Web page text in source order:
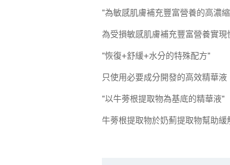
"為敏感肌膚補充豐富營養的高濃
為受損敏感肌膚補充豐富營養實現
"恢復+舒緩+水分的特殊配方"
只使用必要成分開發的高效精華液
"以牛蒡根提取物為基底的精華液"
牛蒡根提取物於奶薊提取物幫助緩